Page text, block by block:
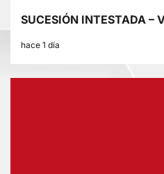
SUCESIÓN INTESTADA –
hace 1 día